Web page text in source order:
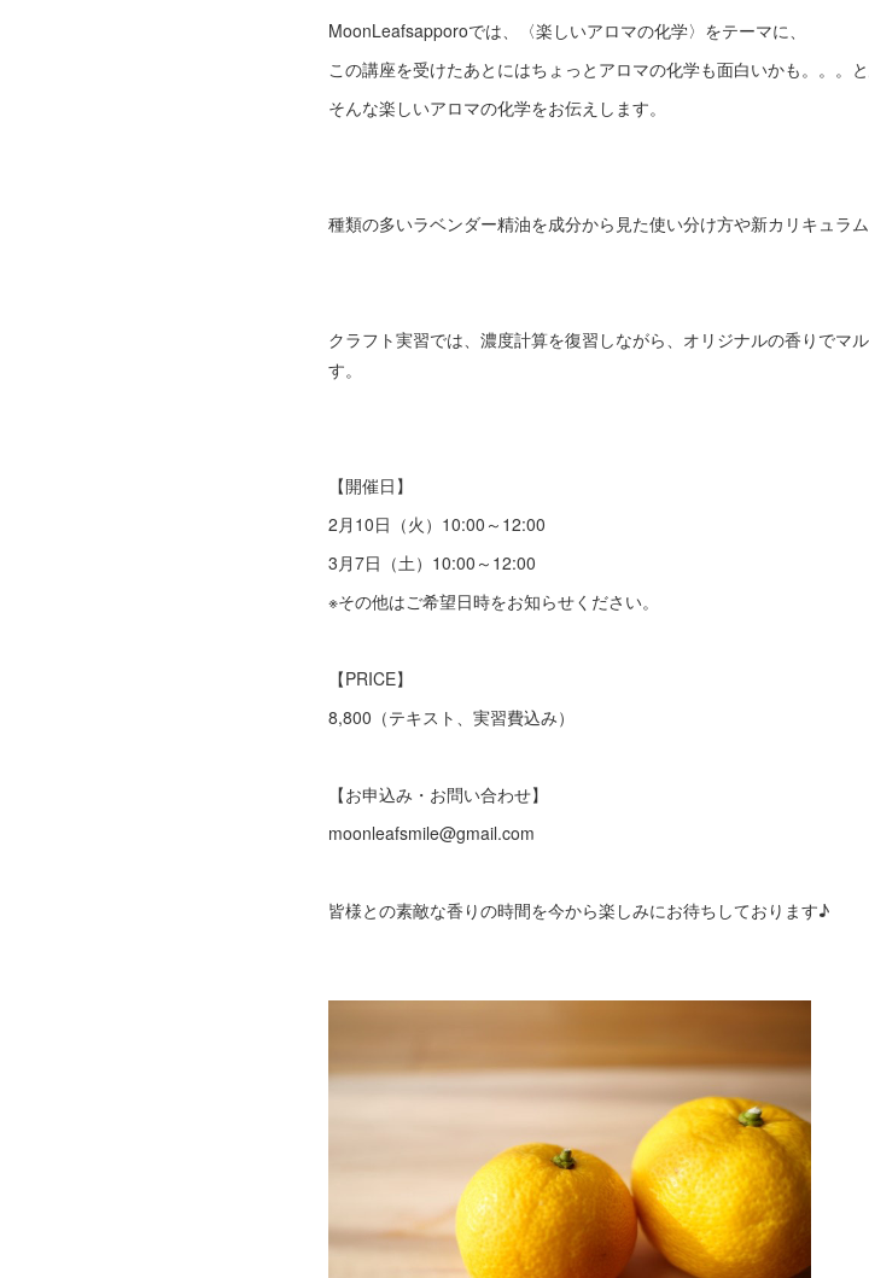
MoonLeafsapporoでは、〈楽しいアロマの化学〉をテーマに、
この講座を受けたあとにはちょっとアロマの化学も面白いかも。。。と
そんな楽しいアロマの化学をお伝えします。
種類の多いラベンダー精油を成分から見た使い分け方や新カリキュラ
クラフト実習では、濃度計算を復習しながら、オリジナルの香りでマ
す。
【開催日】
2月10日（火）10:00～12:00
3月7日（土）10:00～12:00
※その他はご希望日時をお知らせください。
【PRICE】
8,800（テキスト、実習費込み）
【お申込み・お問い合わせ】
moonleafsmile@gmail.com
皆様との素敵な香りの時間を今から楽しみにお待ちしております♪